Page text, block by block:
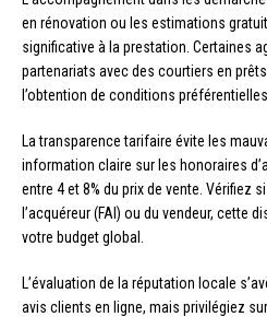
en rénovation ou les estimations
significative à la prestation. Certaines
partenariats avec des courtiers en
l’obtention de conditions préférentielles.
La transparence tarifaire évite les
information claire sur les honoraires
entre 4 et 8% du prix de vente. Vérifiez
l’acquéreur (FAI) ou du vendeur, cette
votre budget global.
L’évaluation de la réputation locale
avis clients en ligne, mais privilégiez